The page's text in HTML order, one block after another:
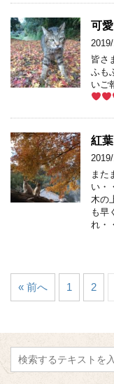
可
皆さ
ふも
いご
紅
また
い・
木の
も早
れ・
« 前へ 1 2